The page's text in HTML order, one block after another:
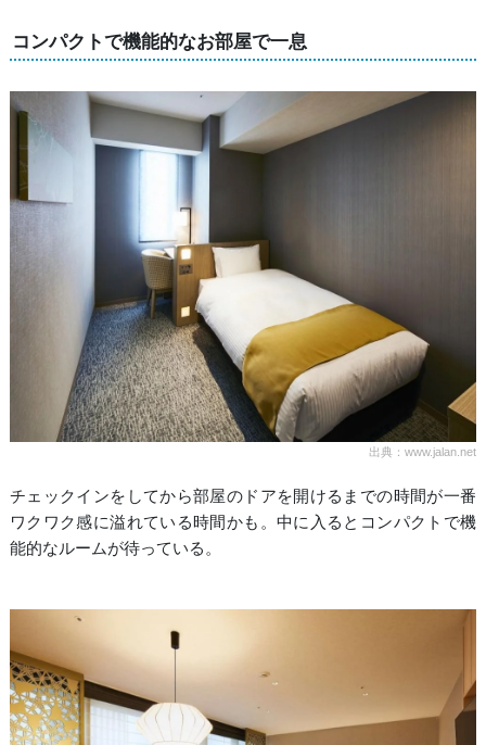
コンパクトで機能的なお部屋で一息
出典：www.jalan.net
チェックインをしてから部屋のドアを開けるまでの時間が一番
ワクワク感に溢れている時間かも。中に入るとコンパクトで機
能的なルームが待っている。